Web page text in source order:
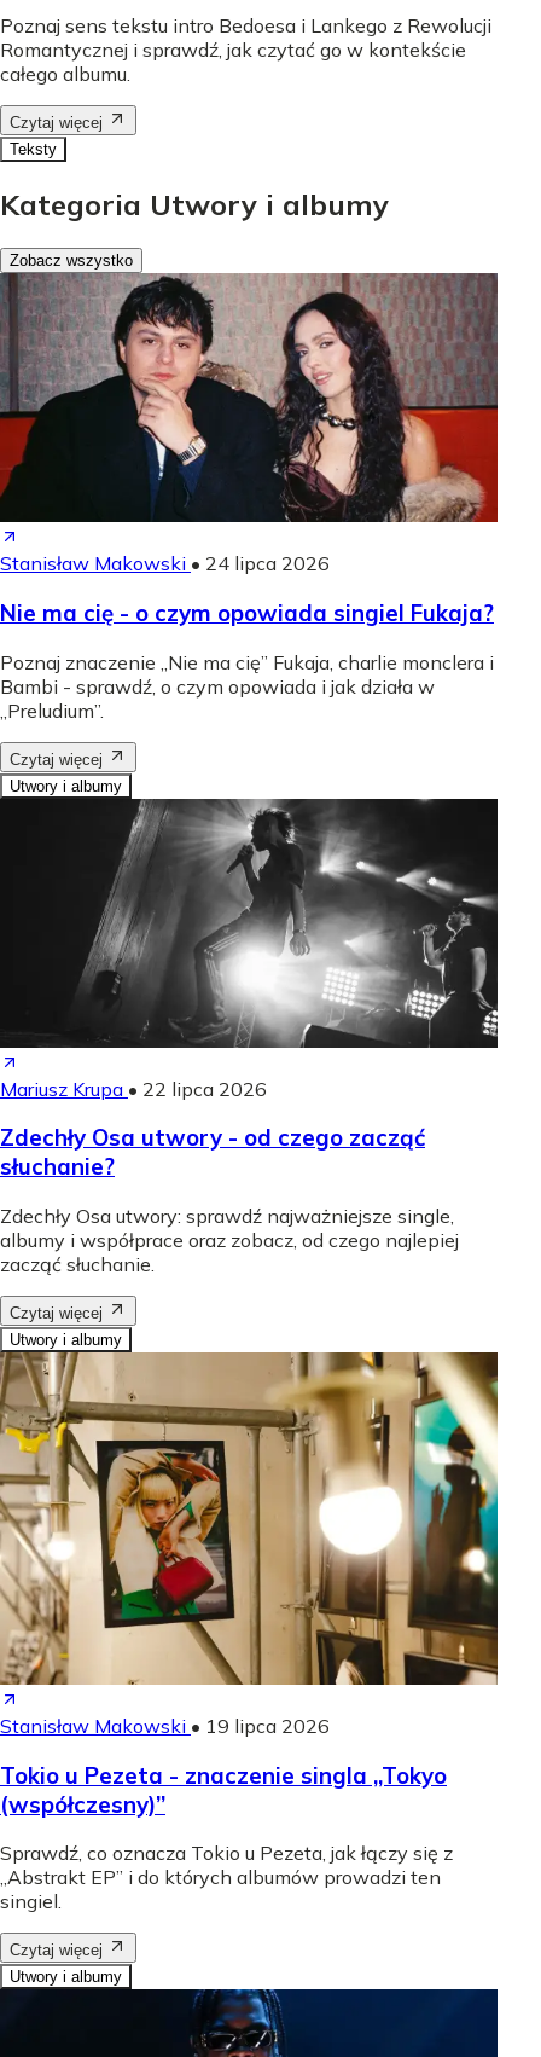
Poznaj sens tekstu intro Bedoesa i Lankego z Rewolucji
Romantycznej i sprawdź, jak czytać go w kontekście
całego albumu.
Czytaj więcej
Teksty
Kategoria Utwory i albumy
Zobacz wszystko
Stanisław Makowski • 24 lipca 2026
Nie ma cię - o czym opowiada singiel Fukaja?
Poznaj znaczenie „Nie ma cię” Fukaja, charlie monclera i
Bambi - sprawdź, o czym opowiada i jak działa w
„Preludium”.
Czytaj więcej
Utwory i albumy
Mariusz Krupa • 22 lipca 2026
Zdechły Osa utwory - od czego zacząć
słuchanie?
Zdechły Osa utwory: sprawdź najważniejsze single,
albumy i współprace oraz zobacz, od czego najlepiej
zacząć słuchanie.
Czytaj więcej
Utwory i albumy
Stanisław Makowski • 19 lipca 2026
Tokio u Pezeta - znaczenie singla „Tokyo
(współczesny)”
Sprawdź, co oznacza Tokio u Pezeta, jak łączy się z
„Abstrakt EP” i do których albumów prowadzi ten
singiel.
Czytaj więcej
Utwory i albumy